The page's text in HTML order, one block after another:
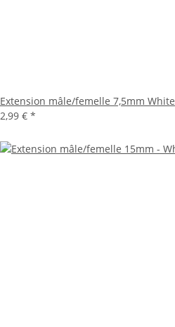
Extension mâle/femelle 7,5mm White
2,99 € *